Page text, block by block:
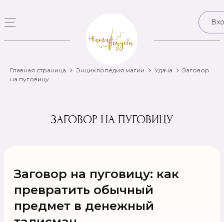
Главная страница Энциклопедия магии Удача
Заговор
на пуговицу
ЗАГОВОР НА ПУГОВИЦУ
Заговор на пуговицу: как
превратить обычный
предмет в денежный